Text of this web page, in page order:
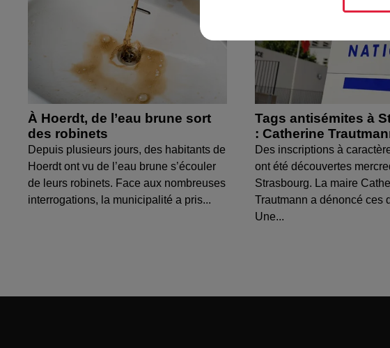
À Hoerdt, de l’eau brune sort
des robinets
Depuis plusieurs jours, des habitants de
Hoerdt ont vu de l’eau brune s’écouler
de leurs robinets. Face aux nombreuses
interrogations, la municipalité a pris...
Tags antisémites à
: Catherine
Des inscriptions à
ont été découvertes
Strasbourg. La maire
Trautmann a dénoncé ces
Une...